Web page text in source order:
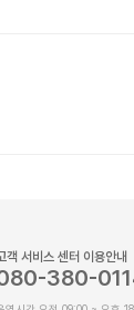
객 서비스 센터 이용안내
380-